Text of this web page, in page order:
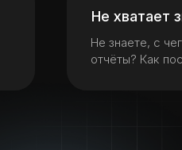
Не хватает
Не знаете, с
отчёты? Как